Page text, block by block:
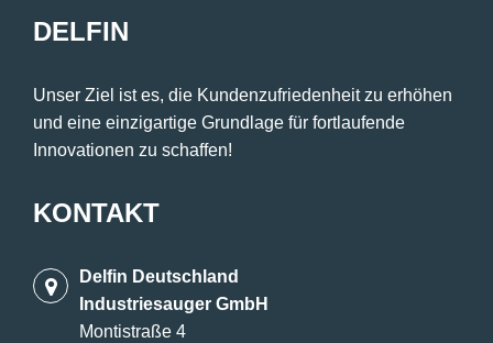
DELFIN
Unser Ziel ist es, die Kundenzufriedenheit zu erhöhen
und eine einzigartige Grundlage für fortlaufende
Innovationen zu schaffen!
KONTAKT
Delfin Deutschland
Industriesauger GmbH
Montistraße 4